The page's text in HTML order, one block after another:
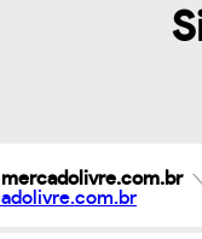
mercadolivre.com.br